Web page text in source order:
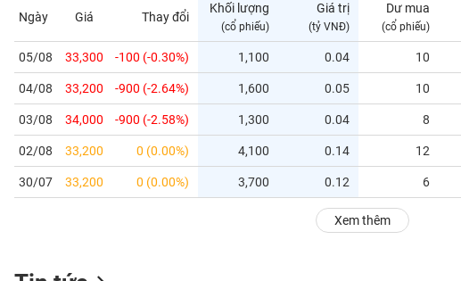
Ngày Giá Thay đổi
Khối lượng
(cổ phiếu)
Giá trị
(tỷ VNĐ)
Dư mua
(cổ phiếu)
05/08 33,300 -100 (-0.30%) 1,100 0.04 10
04/08 33,200 -900 (-2.64%) 1,600 0.05 10
03/08 34,000 -900 (-2.58%) 1,300 0.04 8
02/08 33,200 0 (0.00%) 4,100 0.14 12
30/07 33,200 0 (0.00%) 3,700 0.12 6
Xem thêm
CÁ
NHÂN
PHÂN
TÍCH
VIETSTOCKFINANCE